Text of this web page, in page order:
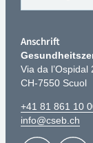
Anschrift
Via da l’Ospidal
CH-7550 Scuol
+41 81 861 10
info@cseb.ch